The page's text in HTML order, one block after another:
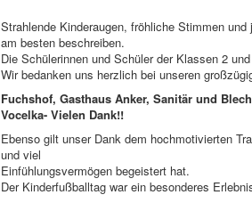
Strahlende Kinderaugen, fröhliche Stimmen
am besten beschreiben.
Die Schülerinnen und Schüler der Klassen 2
Wir bedanken uns herzlich bei unseren
Fuchshof, Gasthaus Anker, Sanitär und
Vocelka- Vielen Dank!!
Ebenso gilt unser Dank dem hochmotivierten
und viel
Einfühlungsvermögen begeistert hat.
Der Kinderfußballtag war ein besonderes